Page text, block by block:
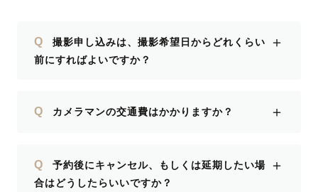
Q
撮影申し込みは、撮影希望日からどれくらい
前にすればよいですか？
＋
Q カメラマンの交通費はかかりますか？ ＋
Q
予約後にキャンセル、もしくは延期したい場
合はどうしたらいいですか？
＋